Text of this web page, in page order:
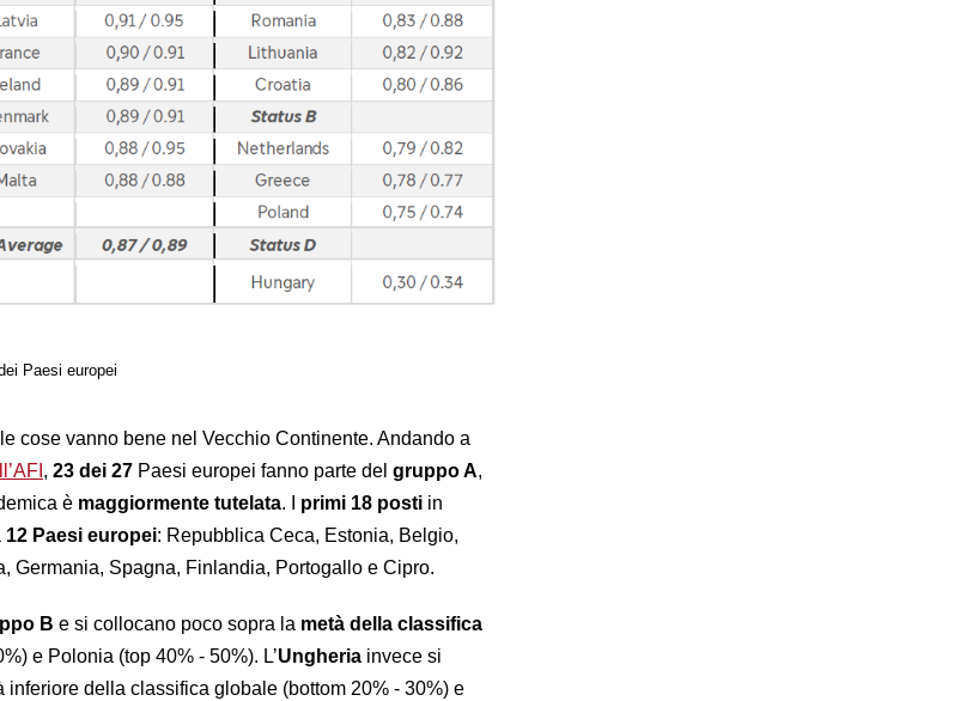
Paesi europei
cose vanno bene nel Vecchio Continente. Andando a
, 23 dei 27 Paesi europei fanno parte del gruppo A,
è maggiormente tutelata. I primi 18 posti in
12 Paesi europei: Repubblica Ceca, Estonia, Belgio,
Germania, Spagna, Finlandia, Portogallo e Cipro.
B e si collocano poco sopra la metà della classifica
e Polonia (top 40% - 50%). L’Ungheria invece si
della classifica globale (bottom 20% - 30%) e